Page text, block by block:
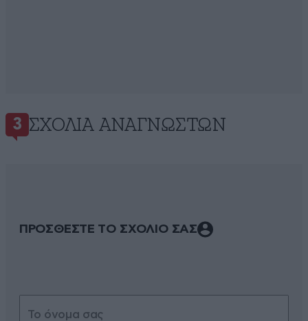
3 ΣΧΌΛΙΑ ΑΝΑΓΝΩΣΤΏΝ
ΠΡΟΣΘΕΣΤΕ ΤΟ ΣΧΟΛΙΟ ΣΑΣ